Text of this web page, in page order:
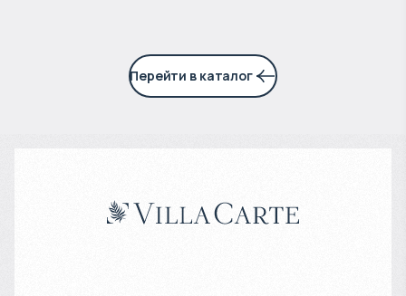
Перейти в каталог